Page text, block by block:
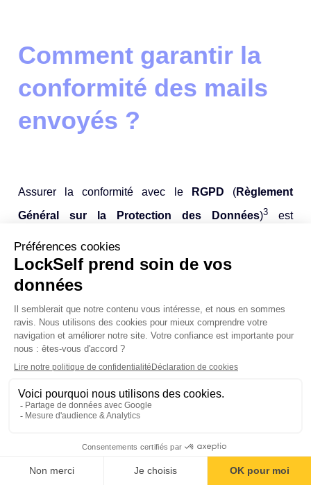
Comment garantir la
conformité des mails
envoyés ?
Assurer la conformité avec le RGPD (Règlement
Général sur la Protection des Données)3est
données personnelles par mail. Pour répondre aux
exigences de cette réglementation, plusieurs solutions
peuvent être mises en place.
Lessolutions de traçabilitéconservent un historique
détaillé des fichiers envoyés et reçus par mail, ce qui
facilite la démonstration de la conformité en cas de
l'heure des envois, les destinataires, ainsi que les
Sommaire